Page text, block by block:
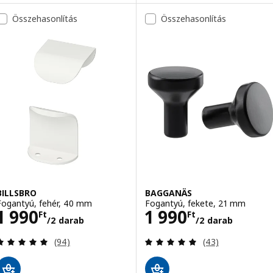
Összehasonlítás
fehér, 40 mm
990Ft
/2 darab
1990Ft/2 darab
Vélemény: 4.9 kívül 5 csillag. Összes vélemény:
(94)
Összehasonlítás
BAGGANÄS
Fogantyú, fekete, 21 mm
1 990Ft
/2 darab
Ár 1990Ft/2
Vélemény: 5
(43)